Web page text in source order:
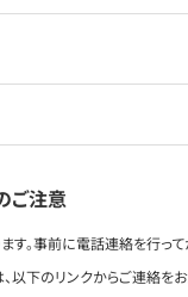
ご注意
す。事前に電話連絡を行っ
以下のリンクからご連絡を